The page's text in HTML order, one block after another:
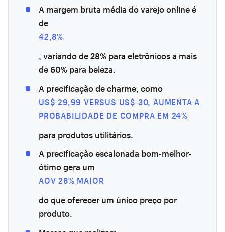
A margem bruta média do varejo online é
de
42,8%
, variando de 28% para eletrônicos a mais
de 60% para beleza.
A precificação de charme, como
US$ 29,99 VERSUS US$ 30, AUMENTA A
PROBABILIDADE DE COMPRA EM 24%
para produtos utilitários.
A precificação escalonada bom-melhor-
ótimo gera um
AOV 28% MAIOR
do que oferecer um único preço por
produto.